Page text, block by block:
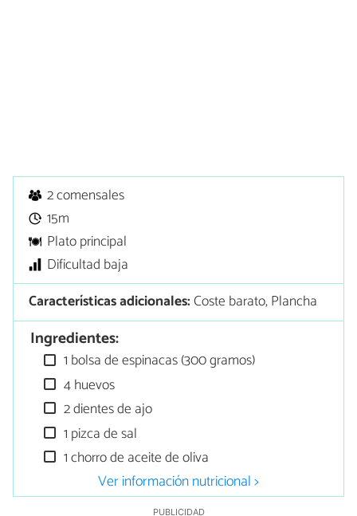
2 comensales
15m
Plato principal
Dificultad baja
Características adicionales:Coste barato, Plancha
Ingredientes:
1 bolsa de espinacas (300 gramos)
4 huevos
2 dientes de ajo
1 pizca de sal
1 chorro de aceite de oliva
Ver información nutricional >